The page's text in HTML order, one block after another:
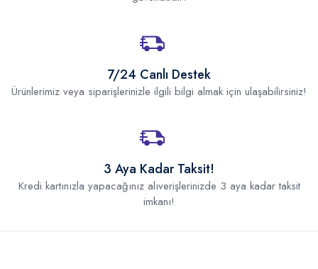
7/24 Canlı Destek
Ürünlerimiz veya siparişlerinizle ilgili bilgi almak için ulaşabilirsiniz!
3 Aya Kadar Taksit!
Kredi kartınızla yapacağınız alıverişlerinizde 3 aya kadar taksit
imkanı!